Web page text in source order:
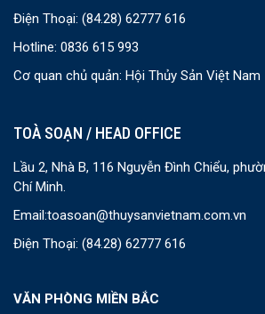
Điện Thoại: (84.28) 62777 616
Hotline: 0836 615 993
Cơ quan chủ quản: Hội Thủy Sản Việt Nam
TOÀ SOẠN / HEAD OFFICE
Lầu 2, Nhà B, 116 Nguyễn Đình Chiểu,
Chí Minh.
Email:toasoan@thuysanvietnam.com.vn
Điện Thoại: (84.28) 62777 616
VĂN PHÒNG MIỀN BẮC